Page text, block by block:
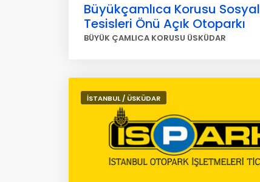
Büyükçamlıca Korusu Sosyal
Tesisleri Önü Açık Otoparkı
BÜYÜK ÇAMLICA KORUSU ÜSKÜDAR
İSTANBUL / ÜSKÜDAR